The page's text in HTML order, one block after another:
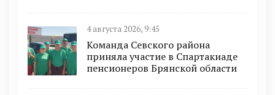
4 августа 2026, 9:45
Команда Севского района
приняла участие в Спартакиаде
пенсионеров Брянской области